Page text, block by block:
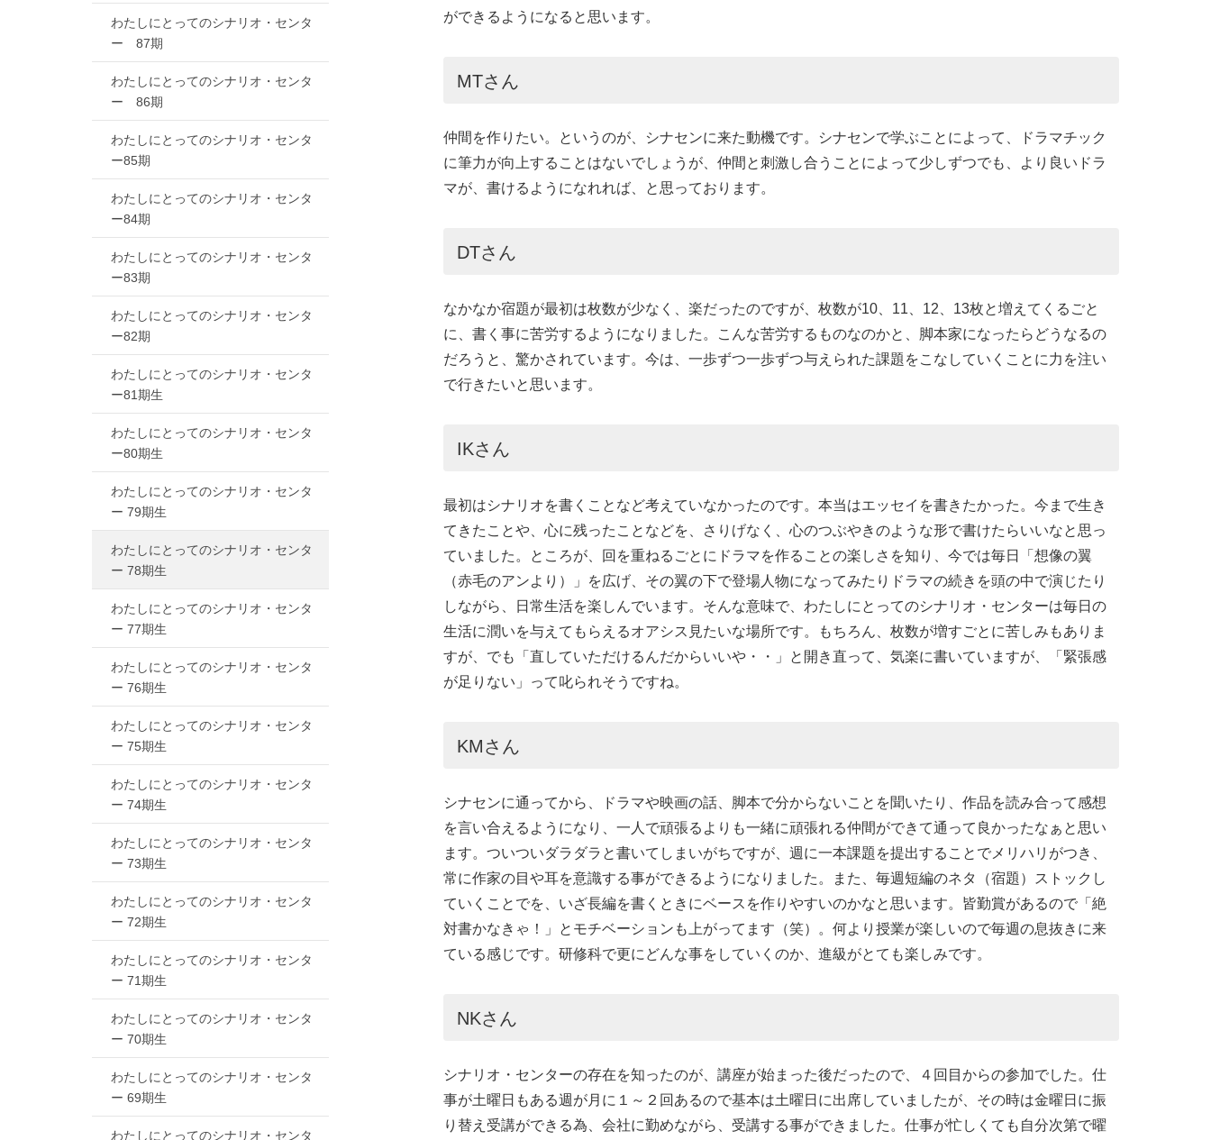
ができるようになると思います。
MTさん
仲間を作りたい。というのが、シナセンに来た動機です。シナセンで学ぶことによって、ドラマチック
に筆力が向上することはないでしょうが、仲間と刺激し合うことによって少しずつでも、より良いドラ
マが、書けるようになれれば、と思っております。
DTさん
なかなか宿題が最初は枚数が少なく、楽だったのですが、枚数が10、11、12、13枚と増えてくるごと
に、書く事に苦労するようになりました。こんな苦労するものなのかと、脚本家になったらどうなるの
だろうと、驚かされています。今は、一歩ずつ一歩ずつ与えられた課題をこなしていくことに力を注い
で行きたいと思います。
IKさん
最初はシナリオを書くことなど考えていなかったのです。本当はエッセイを書きたかった。今まで生き
てきたことや、心に残ったことなどを、さりげなく、心のつぶやきのような形で書けたらいいなと思っ
ていました。ところが、回を重ねるごとにドラマを作ることの楽しさを知り、今では毎日「想像の翼
（赤毛のアンより）」を広げ、その翼の下で登場人物になってみたりドラマの続きを頭の中で演じたり
しながら、日常生活を楽しんでいます。そんな意味で、わたしにとってのシナリオ・センターは毎日の
生活に潤いを与えてもらえるオアシス見たいな場所です。もちろん、枚数が増すごとに苦しみもありま
すが、でも「直していただけるんだからいいや・・」と開き直って、気楽に書いていますが、「緊張感
が足りない」って叱られそうですね。
KMさん
シナセンに通ってから、ドラマや映画の話、脚本で分からないことを聞いたり、作品を読み合って感想
を言い合えるようになり、一人で頑張るよりも一緒に頑張れる仲間ができて通って良かったなぁと思い
ます。ついついダラダラと書いてしまいがちですが、週に一本課題を提出することでメリハリがつき、
常に作家の目や耳を意識する事ができるようになりました。また、毎週短編のネタ（宿題）ストックし
ていくことでを、いざ長編を書くときにベースを作りやすいのかなと思います。皆勤賞があるので「絶
対書かなきゃ！」とモチベーションも上がってます（笑）。何より授業が楽しいので毎週の息抜きに来
ている感じです。研修科で更にどんな事をしていくのか、進級がとても楽しみです。
NKさん
シナリオ・センターの存在を知ったのが、講座が始まった後だったので、４回目からの参加でした。仕
事が土曜日もある週が月に１～２回あるので基本は土曜日に出席していましたが、その時は金曜日に振
り替え受講ができる為、会社に勤めながら、受講する事ができました。仕事が忙しくても自分次第で曜
わたしにとってのシナリオ・センタ
ー 87期
わたしにとってのシナリオ・センタ
ー 86期
わたしにとってのシナリオ・センタ
ー85期
わたしにとってのシナリオ・センタ
ー84期
わたしにとってのシナリオ・センタ
ー83期
わたしにとってのシナリオ・センタ
ー82期
わたしにとってのシナリオ・センタ
ー81期生
わたしにとってのシナリオ・センタ
ー80期生
わたしにとってのシナリオ・センタ
ー 79期生
わたしにとってのシナリオ・センタ
ー 78期生
わたしにとってのシナリオ・センタ
ー 77期生
わたしにとってのシナリオ・センタ
ー 76期生
わたしにとってのシナリオ・センタ
ー 75期生
わたしにとってのシナリオ・センタ
ー 74期生
わたしにとってのシナリオ・センタ
ー 73期生
わたしにとってのシナリオ・センタ
ー 72期生
わたしにとってのシナリオ・センタ
ー 71期生
わたしにとってのシナリオ・センタ
ー 70期生
わたしにとってのシナリオ・センタ
ー 69期生
わたしにとってのシナリオ・センタ